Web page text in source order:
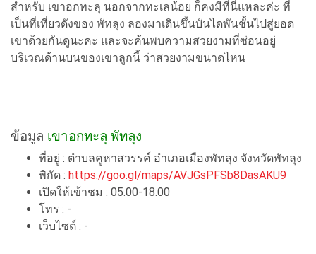
สำหรับ เขาอกทะลุ นอกจากทะเลน้อย ก็คงมีที่นี่แหละค่ะ ที่
เป็นที่เที่ยวดังของ พัทลุง ลองมาเดินขึ้นบันไดพันชั้นไปสู่ยอด
เขาด้วยกันดูนะคะ และจะค้นพบความสวยงามที่ซ่อนอยู่
บริเวณด้านบนของเขาลูกนี้ ว่าสวยงามขนาดไหน
ข้อมูล เขาอกทะลุ พัทลุง
ที่อยู่ : ตำบลคูหาสวรรค์ อำเภอเมืองพัทลุง จังหวัดพัทลุง
พิกัด : https://goo.gl/maps/AVJGsPFSb8DasAKU9
เปิดให้เข้าชม : 05.00-18.00
โทร : -
เว็บไซต์ : -